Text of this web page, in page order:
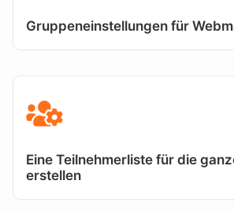
Gruppeneinstellungen für
Eine Teilnehmerliste für die
erstellen